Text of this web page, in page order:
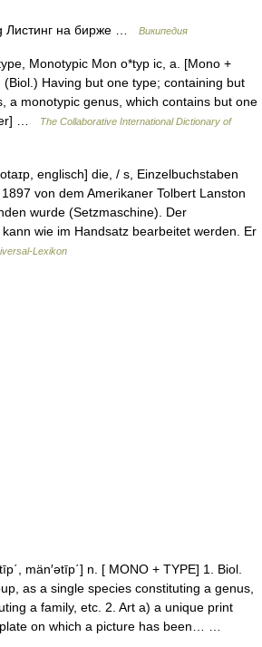
Листинг на бирже … Википедия
Monotypic Mon o*typ ic, a. [Mono +
Having but one type; containing but
a monotypic genus, which contains but one
…
The Collaborative International Dictionary of
englisch] die, / s, Einzelbuchstaben
von dem Amerikaner Tolbert Lanston
wurde (Setzmaschine). Der
wie im Handsatz bearbeitet werden. Er
Lexikon
män′ətīp΄] n. [ MONO + TYPE] 1. Biol.
as a single species constituting a genus,
a family, etc. 2. Art a) a unique print
on which a picture has been… …